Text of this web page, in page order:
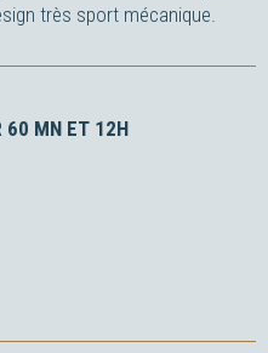
très sport mécanique.
60 MN ET 12H